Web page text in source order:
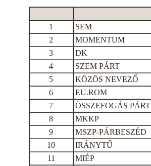
1
SEM
2
MOMENTUM
3
DK
4
SZEM PÁRT
5
KÖZÖS NEVEZŐ
6
EU.ROM
7
ÖSSZEFOGÁS PÁRT
8
MKKP
9
MSZP-PÁRBESZÉD
10
IRÁNYTŰ
11
MIÉP